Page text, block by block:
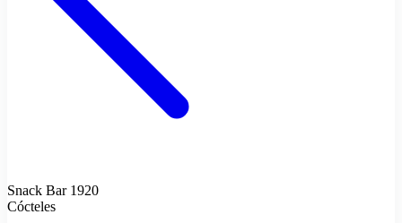
Snack Bar 1920
Cócteles